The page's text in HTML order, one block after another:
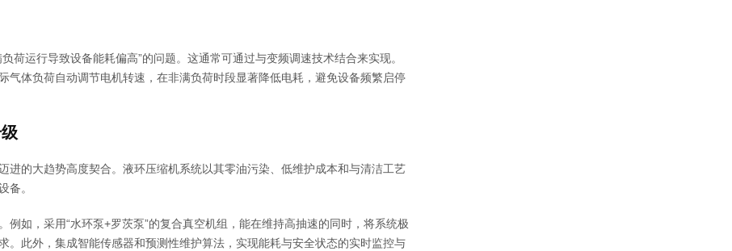
荷运行导致设备能耗偏高”的问题。这通常可通过与变频调速技术结合来实现。
气体负荷自动调节电机转速，在非满负荷时段显著降低电耗，避免设备频繁启停
进的大趋势高度契合。液环压缩机系统以其零油污染、低维护成本和与清洁工艺
备。
如，采用“水环泵+罗茨泵”的复合真空机组，能在维持高抽速的同时，将系统极
。此外，集成智能传感器和预测性维护算法，实现能耗与安全状态的实时监控与